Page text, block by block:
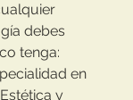
debes
tenga:
en
y